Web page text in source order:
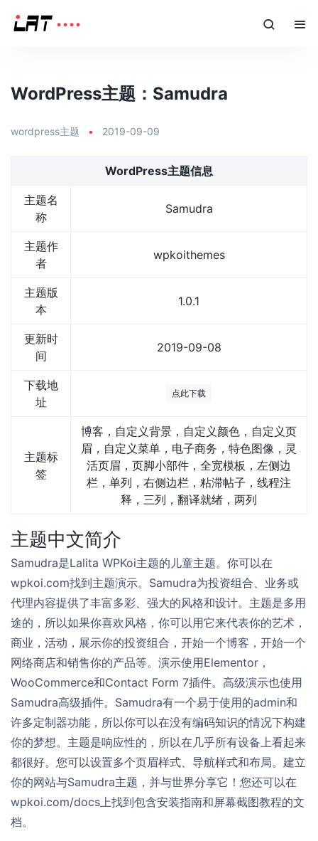
WordPress主题：Samudra
wordpress主题 • 2019-09-09
WordPress主题信息
主题名
称
Samudra
主题作
者
wpkoithemes
主题版
本
1.0.1
更新时
间
2019-09-08
下载地
址
点此下载
主题标
签
博客，自定义背景，自定义颜色，自定义页
眉，自定义菜单，电子商务，特色图像，灵
活页眉，页脚小部件，全宽模板，左侧边
栏，单列，右侧边栏，粘滞帖子，线程注
释，三列，翻译就绪，两列
主题中文简介
Samudra是Lalita WPKoi主题的儿童主题。你可以在
wpkoi.com找到主题演示。Samudra为投资组合、业务或
代理内容提供了丰富多彩、强大的风格和设计。主题是多用
途的，所以如果你喜欢风格，你可以用它来代表你的艺术，
商业，活动，展示你的投资组合，开始一个博客，开始一个
网络商店和销售你的产品等。演示使用Elementor，
WooCommerce和Contact Form 7插件。高级演示也使用
Samudra高级插件。Samudra有一个易于使用的admin和
许多定制器功能，所以你可以在没有编码知识的情况下构建
你的梦想。主题是响应性的，所以在几乎所有设备上看起来
都很好。您可以设置多个页眉样式、导航样式和布局。建立
你的网站与Samudra主题，并与世界分享它！您还可以在
wpkoi.com/docs上找到包含安装指南和屏幕截图教程的文
档。